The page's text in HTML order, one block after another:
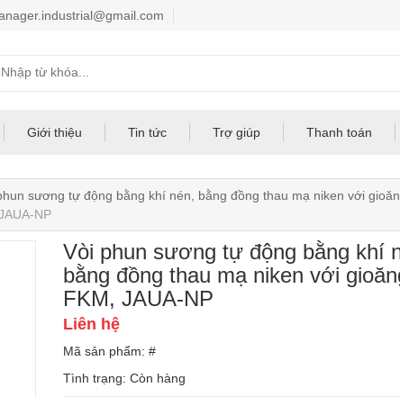
Giới thiệu Tin tức Trợ giúp Thanh toán
sương tự động bằng khí nén, bằng đồng thau mạ niken với
NP
Vòi phun sương tự động bằng khí
bằng đồng thau mạ niken với
FKM, JAUA-NP
Liên hệ
Mã sản phẩm: #
Tình trạng: Còn hàng